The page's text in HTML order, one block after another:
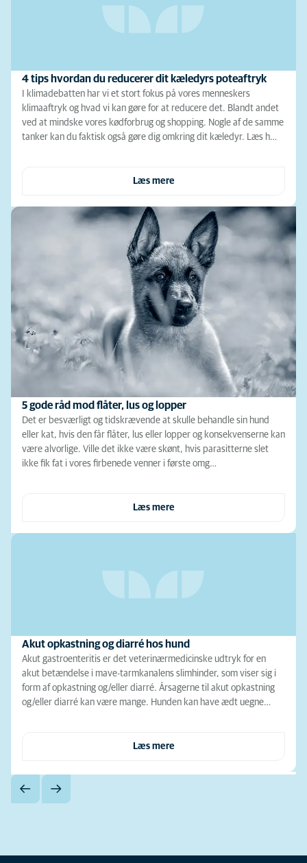
4 tips hvordan du reducerer dit kæledyrs poteaftryk
I klimadebatten har vi et stort fokus på vores menneskers
klimaaftryk og hvad vi kan gøre for at reducere det. Blandt andet
ved at mindske vores kødforbrug og shopping. Nogle af de samme
tanker kan du faktisk også gøre dig omkring dit kæledyr. Læs h…
Læs mere
5 gode råd mod flåter, lus og lopper
Det er besværligt og tidskrævende at skulle behandle sin hund
eller kat, hvis den får flåter, lus eller lopper og konsekvenserne kan
være alvorlige. Ville det ikke være skønt, hvis parasitterne slet
ikke fik fat i vores firbenede venner i første omg…
Læs mere
Akut opkastning og diarré hos hund
Akut gastroenteritis er det veterinærmedicinske udtryk for en
akut betændelse i mave-tarmkanalens slimhinder, som viser sig i
form af opkastning og/eller diarré. Årsagerne til akut opkastning
og/eller diarré kan være mange. Hunden kan have ædt uegne…
Læs mere